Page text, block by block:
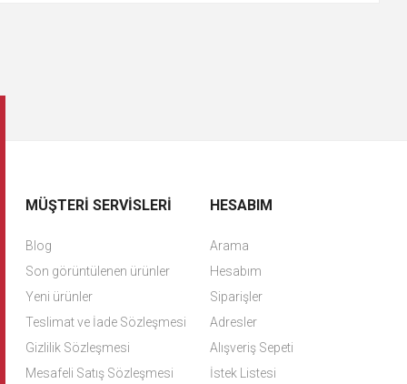
MÜŞTERI SERVISLERI
Blog
Son görüntülenen ürünler
Yeni ürünler
Teslimat ve İade Sözleşmesi
Gizlilik Sözleşmesi
Mesafeli Satış Sözleşmesi
HESABIM
Arama
Hesabım
Siparişler
Adresler
Alışveriş Sepeti
İstek Listesi